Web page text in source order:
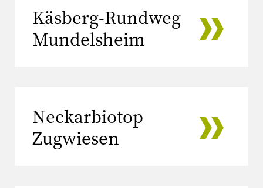
Käsberg-Rundweg
Mundelsheim
Neckarbiotop
Zugwiesen